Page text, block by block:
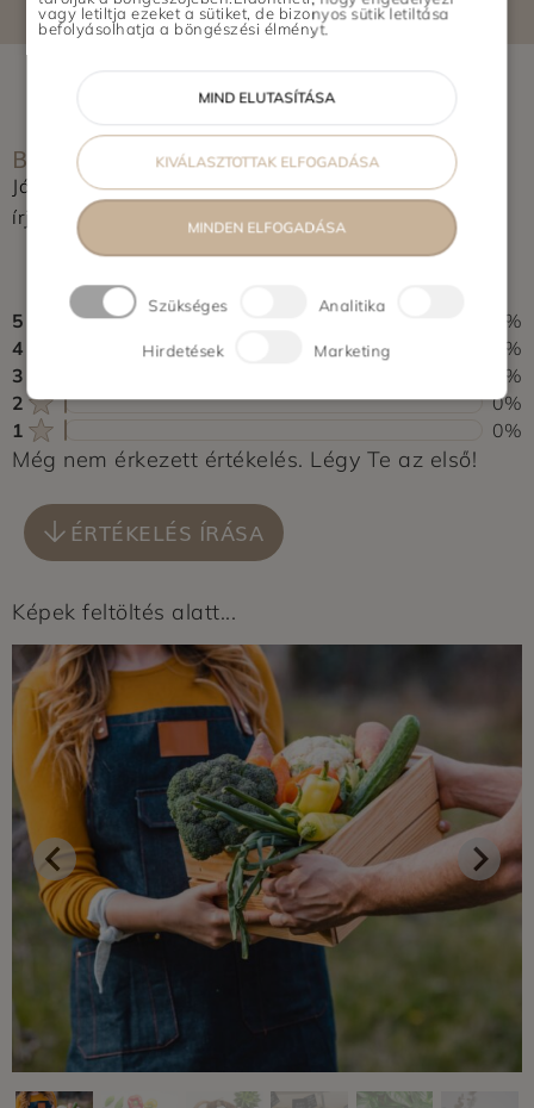
BOLT ÉRTÉKELÉSE
Jártál már itt? Segítsd a többieket, értékeld a helyet és
írj pár soros véleményt.
0,0
5
0%
4
0%
3
0%
2
0%
1
0%
Még nem érkezett értékelés. Légy Te az első!
ÉRTÉKELÉS ÍRÁSA
Képek feltöltés alatt...
vagy letiltja ezeket a sütiket, de bizonyos sütik letiltása
befolyásolhatja a böngészési élményt.
MIND ELUTASÍTÁSA
KIVÁLASZTOTTAK ELFOGADÁSA
MINDEN ELFOGADÁSA
Szükséges Analitika
Hirdetések Marketing